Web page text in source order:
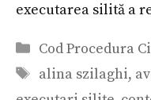
executarea silită a
Categorii
Cod Procedura
Etichete
alina szilaghi,